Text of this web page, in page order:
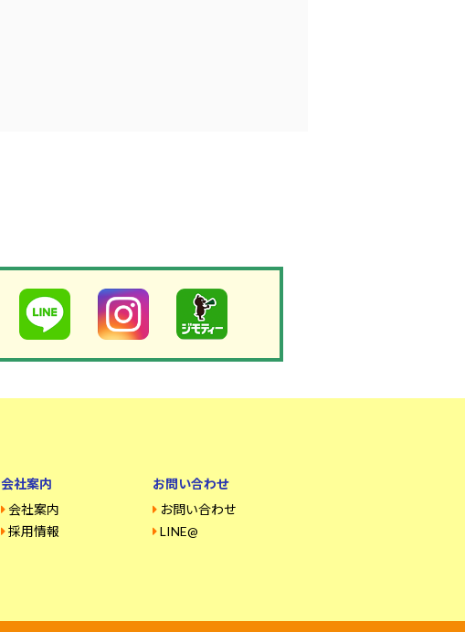
会社案内
会社案内
採用情報
お問い合わせ
お問い合わせ
LINE@